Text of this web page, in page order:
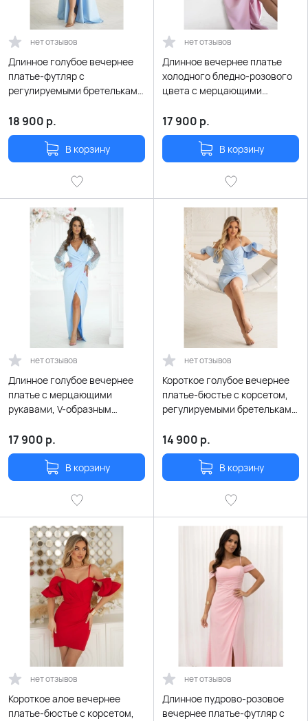
нет отзывов
Длинное голубое вечернее
платье-футляр с
регулируемыми бретельками
18 900 р.
В корзину
нет отзывов
Длинное вечернее платье
холодного бледно-розового
цвета с мерцающими
декольте и разрезом
17 900 р.
В корзину
нет отзывов
Длинное голубое вечернее
платье с мерцающими
рукавами, V-образным
17 900 р.
В корзину
нет отзывов
Короткое голубое вечернее
платье-бюстье с корсетом,
регулируемыми бретельками
14 900 р.
В корзину
нет отзывов
Короткое алое вечернее
платье-бюстье с корсетом,
нет отзывов
Длинное пудрово-розовое
вечернее платье-футляр с